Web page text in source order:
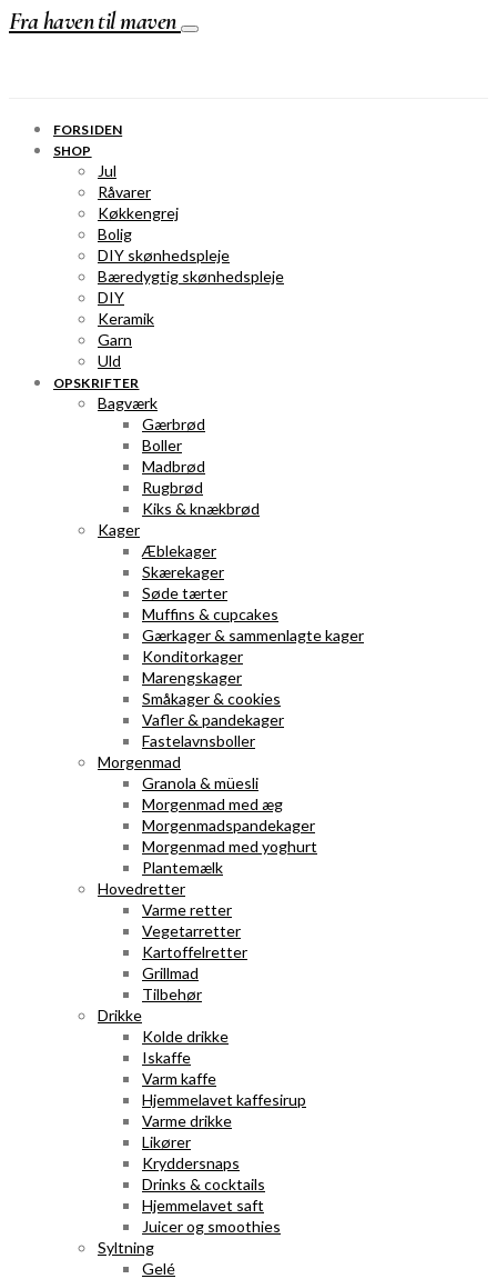
Fra haven til maven
FORSIDEN
SHOP
Jul
Råvarer
Køkkengrej
Bolig
DIY skønhedspleje
Bæredygtig skønhedspleje
DIY
Keramik
Garn
Uld
OPSKRIFTER
Bagværk
Gærbrød
Boller
Madbrød
Rugbrød
Kiks & knækbrød
Kager
Æblekager
Skærekager
Søde tærter
Muffins & cupcakes
Gærkager & sammenlagte kager
Konditorkager
Marengskager
Småkager & cookies
Vafler & pandekager
Fastelavnsboller
Morgenmad
Granola & müesli
Morgenmad med æg
Morgenmadspandekager
Morgenmad med yoghurt
Plantemælk
Hovedretter
Varme retter
Vegetarretter
Kartoffelretter
Grillmad
Tilbehør
Drikke
Kolde drikke
Iskaffe
Varm kaffe
Hjemmelavet kaffesirup
Varme drikke
Likører
Kryddersnaps
Drinks & cocktails
Hjemmelavet saft
Juicer og smoothies
Syltning
Gelé